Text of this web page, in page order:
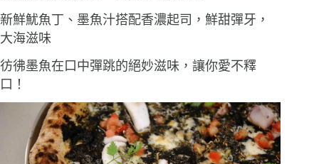
新鮮魷魚丁、墨魚汁搭配香濃起司，鮮甜彈牙，
大海滋味
彷彿墨魚在口中彈跳的絕妙滋味，讓你愛不釋
口！